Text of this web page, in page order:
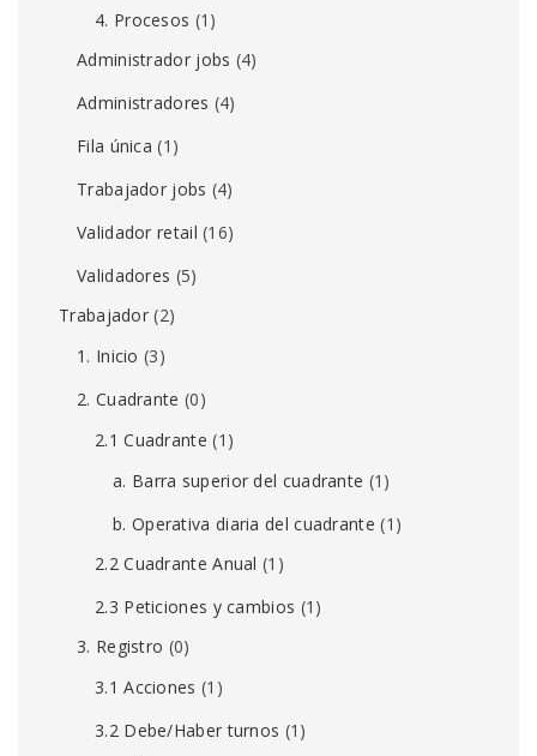
4. Procesos (1)
Administrador jobs (4)
Administradores (4)
Fila única (1)
Trabajador jobs (4)
Validador retail (16)
Validadores (5)
Trabajador (2)
1. Inicio (3)
2. Cuadrante (0)
2.1 Cuadrante (1)
a. Barra superior del cuadrante (1)
b. Operativa diaria del cuadrante (1)
2.2 Cuadrante Anual (1)
2.3 Peticiones y cambios (1)
3. Registro (0)
3.1 Acciones (1)
3.2 Debe/Haber turnos (1)